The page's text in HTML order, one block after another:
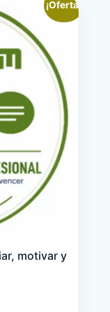
¡Oferta!
motivar y